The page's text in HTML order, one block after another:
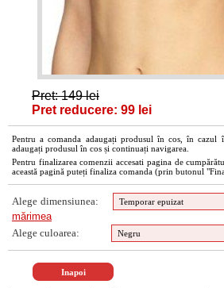
Pret: 149 lei
Pret reducere: 99 lei
Pentru a comanda adaugați produsul în cos, în
adaugați produsul în cos și continuați navigarea.
Pentru finalizarea comenzii accesati pagina de
această pagină puteți finaliza comanda (prin butonul
Alege dimensiunea:
mărimea
Alege culoarea: